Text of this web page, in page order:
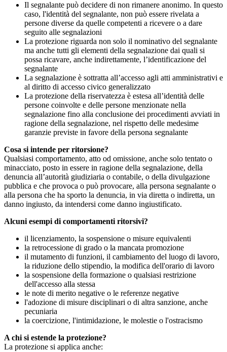
Il segnalante può decidere di non rimanere anonimo. In questo
caso, l'identità del segnalante, non può essere rivelata a
persone diverse da quelle competenti a ricevere o a dare
seguito alle segnalazioni
La protezione riguarda non solo il nominativo del segnalante
ma anche tutti gli elementi della segnalazione dai quali si
possa ricavare, anche indirettamente, l’identificazione del
segnalante
La segnalazione è sottratta all’accesso agli atti amministrativi e
al diritto di accesso civico generalizzato
La protezione della riservatezza è estesa all’identità delle
persone coinvolte e delle persone menzionate nella
segnalazione fino alla conclusione dei procedimenti avviati in
ragione della segnalazione, nel rispetto delle medesime
garanzie previste in favore della persona segnalante
Cosa si intende per ritorsione?
Qualsiasi comportamento, atto od omissione, anche solo tentato o
minacciato, posto in essere in ragione della segnalazione, della
denuncia all’autorità giudiziaria o contabile, o della divulgazione
pubblica e che provoca o può provocare, alla persona segnalante o
alla persona che ha sporto la denuncia, in via diretta o indiretta, un
danno ingiusto, da intendersi come danno ingiustificato.
Alcuni esempi di comportamenti ritorsivi?
il licenziamento, la sospensione o misure equivalenti
la retrocessione di grado o la mancata promozione
il mutamento di funzioni, il cambiamento del luogo di lavoro,
la riduzione dello stipendio, la modifica dell'orario di lavoro
la sospensione della formazione o qualsiasi restrizione
dell'accesso alla stessa
le note di merito negative o le referenze negative
l'adozione di misure disciplinari o di altra sanzione, anche
pecuniaria
la coercizione, l'intimidazione, le molestie o l'ostracismo
A chi si estende la protezione?
La protezione si applica anche: